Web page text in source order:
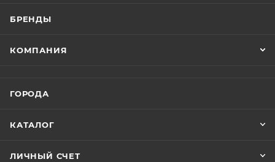
БРЕНДЫ
КОМПАНИЯ
ГОРОДА
КАТАЛОГ
ЛИЧНЫЙ СЧЕТ